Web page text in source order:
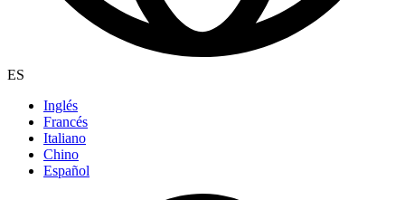
ES
Inglés
Francés
Italiano
Chino
Español